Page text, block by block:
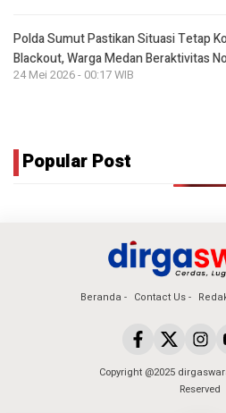
Polda Sumut Pastikan Situasi Tetap
Blackout, Warga Medan Beraktivitas
24 Mei 2026 - 00:17 WIB
Popular Post
Beranda Contact Us
Copyright @2025
Reserved